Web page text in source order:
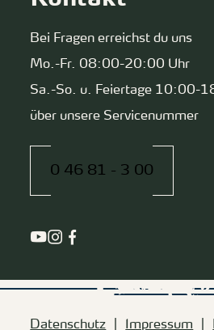
Bei Fragen erreichst du uns
Mo.-Fr. 08:00-20:00 Uhr
Sa.-So. u. Feiertage 10:00-
über unsere Servicenummer
0 46 81 - 3 00
Datenschutz Impressum